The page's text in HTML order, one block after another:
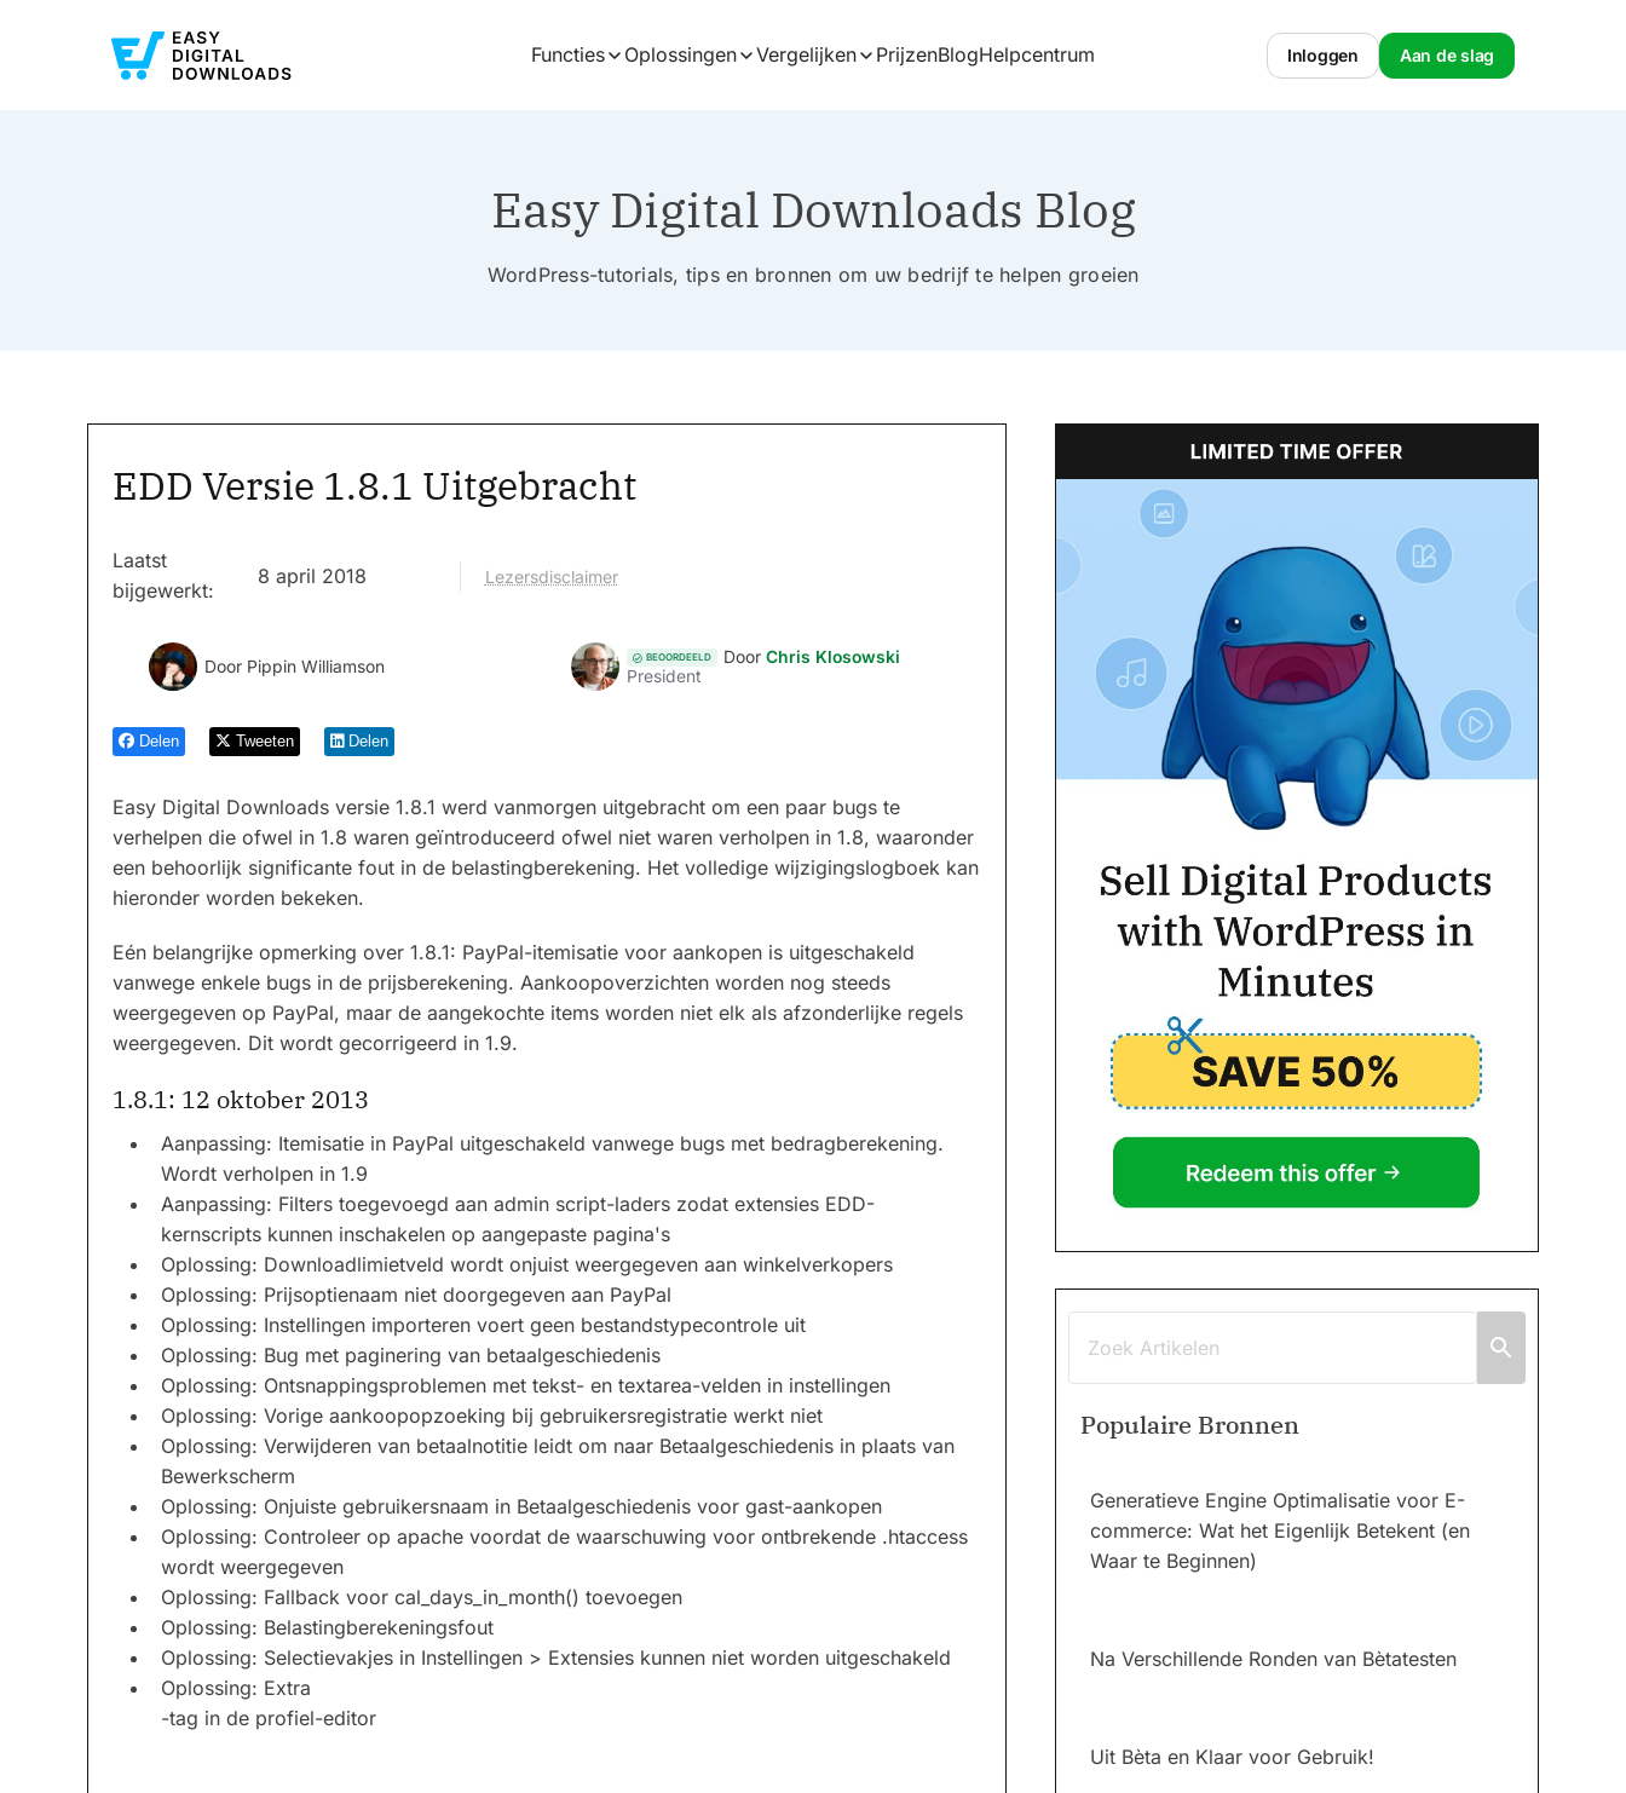
Functies Oplossingen Vergelijken PrijzenBlogHelpcentrum Inloggen Aan de slag
Easy Digital Downloads Blog
WordPress-tutorials, tips en bronnen om uw bedrijf te helpen groeien
EDD Versie 1.8.1 Uitgebracht
Laatst
bijgewerkt:
8 april 2018 Lezersdisclaimer
Door Pippin Williamson BEOORDEELD Door Chris Klosowski
President
Delen Tweeten Delen
Easy Digital Downloads versie 1.8.1 werd vanmorgen uitgebracht om een paar bugs te
verhelpen die ofwel in 1.8 waren geïntroduceerd ofwel niet waren verholpen in 1.8, waaronder
een behoorlijk significante fout in de belastingberekening. Het volledige wijzigingslogboek kan
hieronder worden bekeken.
Eén belangrijke opmerking over 1.8.1: PayPal-itemisatie voor aankopen is uitgeschakeld
vanwege enkele bugs in de prijsberekening. Aankoopoverzichten worden nog steeds
weergegeven op PayPal, maar de aangekochte items worden niet elk als afzonderlijke regels
weergegeven. Dit wordt gecorrigeerd in 1.9.
1.8.1: 12 oktober 2013
Aanpassing: Itemisatie in PayPal uitgeschakeld vanwege bugs met bedragberekening.
Wordt verholpen in 1.9
Aanpassing: Filters toegevoegd aan admin script-laders zodat extensies EDD-
kernscripts kunnen inschakelen op aangepaste pagina's
Oplossing: Downloadlimietveld wordt onjuist weergegeven aan winkelverkopers
Oplossing: Prijsoptienaam niet doorgegeven aan PayPal
Oplossing: Instellingen importeren voert geen bestandstypecontrole uit
Oplossing: Bug met paginering van betaalgeschiedenis
Oplossing: Ontsnappingsproblemen met tekst- en textarea-velden in instellingen
Oplossing: Vorige aankoopopzoeking bij gebruikersregistratie werkt niet
Oplossing: Verwijderen van betaalnotitie leidt om naar Betaalgeschiedenis in plaats van
Bewerkscherm
Oplossing: Onjuiste gebruikersnaam in Betaalgeschiedenis voor gast-aankopen
Oplossing: Controleer op apache voordat de waarschuwing voor ontbrekende .htaccess
wordt weergegeven
Oplossing: Fallback voor cal_days_in_month() toevoegen
Oplossing: Belastingberekeningsfout
Oplossing: Selectievakjes in Instellingen > Extensies kunnen niet worden uitgeschakeld
Oplossing: Extra
-tag in de profiel-editor
Populaire Bronnen
Generatieve Engine Optimalisatie voor E-
commerce: Wat het Eigenlijk Betekent (en
Waar te Beginnen)
Na Verschillende Ronden van Bètatesten
Uit Bèta en Klaar voor Gebruik!